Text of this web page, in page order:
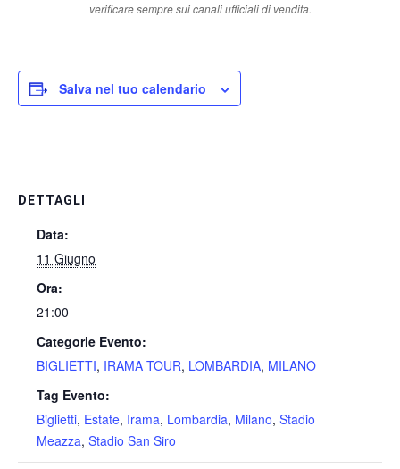
verificare sempre sui canali ufficiali di vendita.
Salva nel tuo calendario
DETTAGLI
Data:
11 Giugno
Ora:
21:00
Categorie Evento:
BIGLIETTI, IRAMA TOUR, LOMBARDIA, MILANO
Tag Evento:
Biglietti, Estate, Irama, Lombardia, Milano, Stadio
Meazza, Stadio San Siro